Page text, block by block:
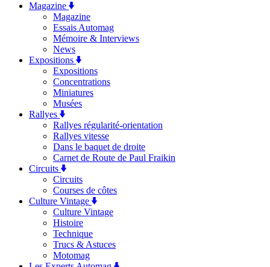
Magazine
Magazine
Essais Automag
Mémoire & Interviews
News
Expositions
Expositions
Concentrations
Miniatures
Musées
Rallyes
Rallyes régularité-orientation
Rallyes vitesse
Dans le baquet de droite
Carnet de Route de Paul Fraikin
Circuits
Circuits
Courses de côtes
Culture Vintage
Culture Vintage
Histoire
Technique
Trucs & Astuces
Motomag